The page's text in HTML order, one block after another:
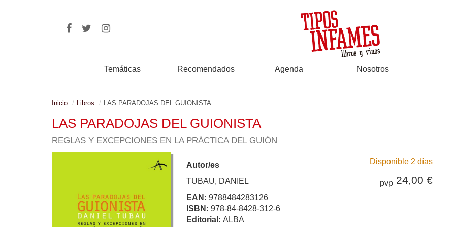
Temáticas Recomendados Agenda Nosotros
Inicio Libros LAS PARADOJAS DEL GUIONISTA
LAS PARADOJAS DEL GUIONISTA
REGLAS Y EXCEPCIONES EN LA PRÁCTICA DEL GUIÓN
Autor/es
TUBAU, DANIEL
EAN: 9788484283126
ISBN: 978-84-8428-312-6
Editorial: ALBA
Disponible 2 días
pvp 24,00 €